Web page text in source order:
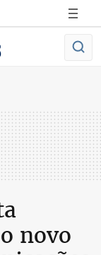
novo